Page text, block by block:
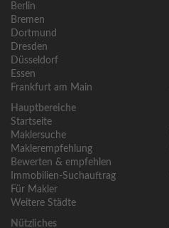
Berlin
Bremen
Dortmund
Dresden
Düsseldorf
Essen
Frankfurt am Main
Hauptbereiche
Startseite
Maklersuche
Maklerempfehlung
Bewerten & empfehlen
Immobilien-Suchauftrag
Für Makler
Weitere Städte
Nützliches